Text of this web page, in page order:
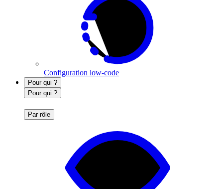
Configuration low-code
Pour qui ?
Pour qui ?
Par rôle